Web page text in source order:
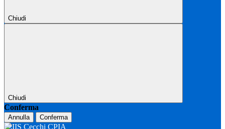
Chiudi
Chiudi
Conferma
Annulla Conferma